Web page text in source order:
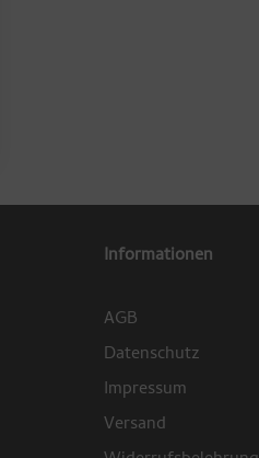
Informationen
AGB
Datenschutz
Impressum
Versand